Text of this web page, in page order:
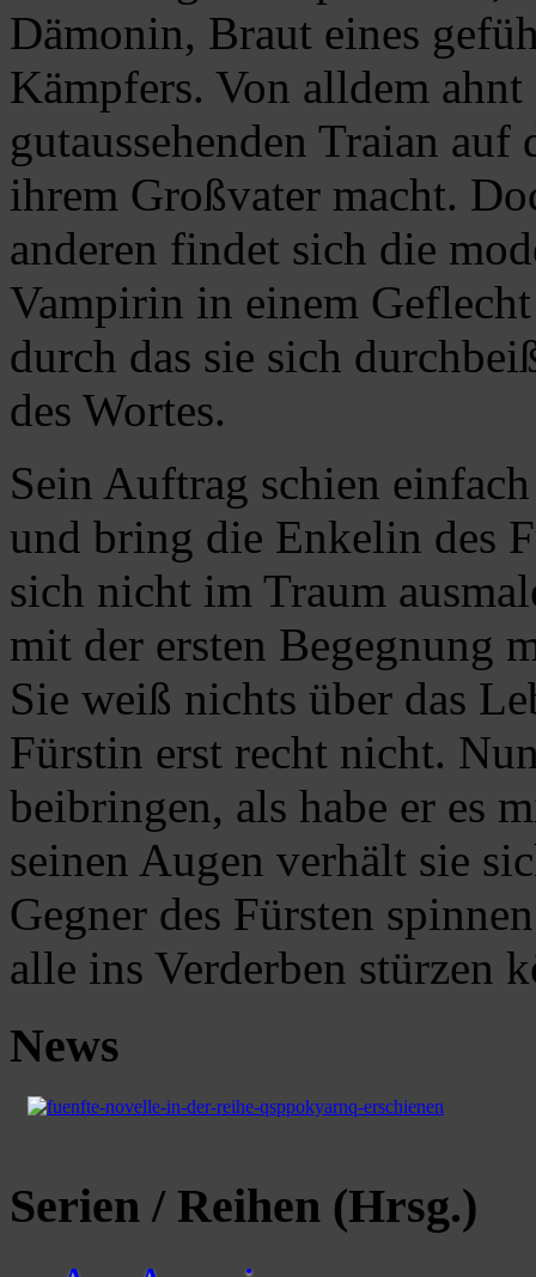
Dämonin, Braut eines
Kämpfers. Von alldem
gutaussehenden Traian
ihrem Großvater macht.
anderen findet sich die
Vampirin in einem
durch das sie sich
des Wortes.
Sein Auftrag schien
und bring die Enkelin des
sich nicht im Traum
mit der ersten Begegnung
Sie weiß nichts über das
Fürstin erst recht nicht.
beibringen, als habe er es
seinen Augen verhält sie
Gegner des Fürsten
alle ins Verderben stürzen
News
Serien / Reihen (Hrsg.)